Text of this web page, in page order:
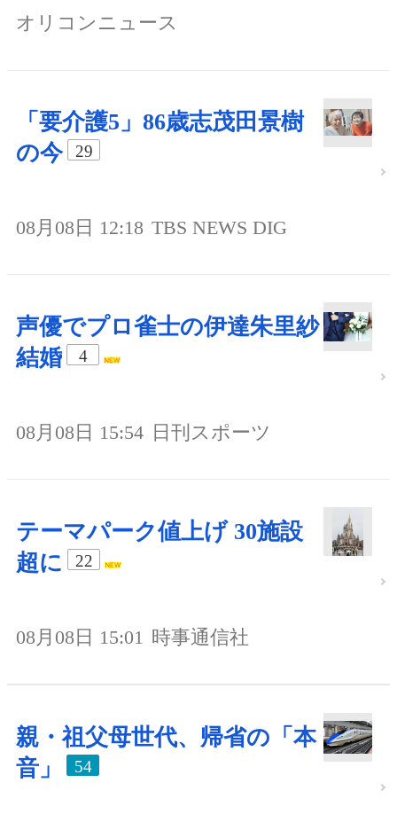
オリコンニュース
「要介護5」86歳志茂田景樹
の今
29
08月08日 12:18 TBS NEWS DIG
声優でプロ雀士の伊達朱里紗
結婚
4
08月08日 15:54 日刊スポーツ
テーマパーク値上げ 30施設
超に
22
08月08日 15:01 時事通信社
親・祖父母世代、帰省の「本
音」
54